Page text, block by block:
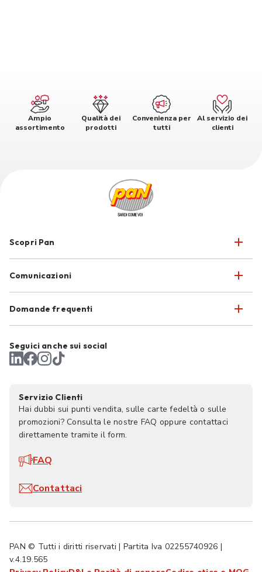
Ampio
assortimento
Qualità dei
prodotti
Convenienza per
tutti
Al servizio dei
clienti
Scopri Pan
Comunicazioni
Domande frequenti
Seguici anche sui social
Servizio Clienti
Hai dubbi sui punti vendita, sulle carte fedeltà o sulle
promozioni? Consulta le nostre FAQ oppure contattaci
direttamente tramite il form.
FAQ
Contattaci
PAN © Tutti i diritti riservati | Partita Iva 02255740926 |
v.4.19.565